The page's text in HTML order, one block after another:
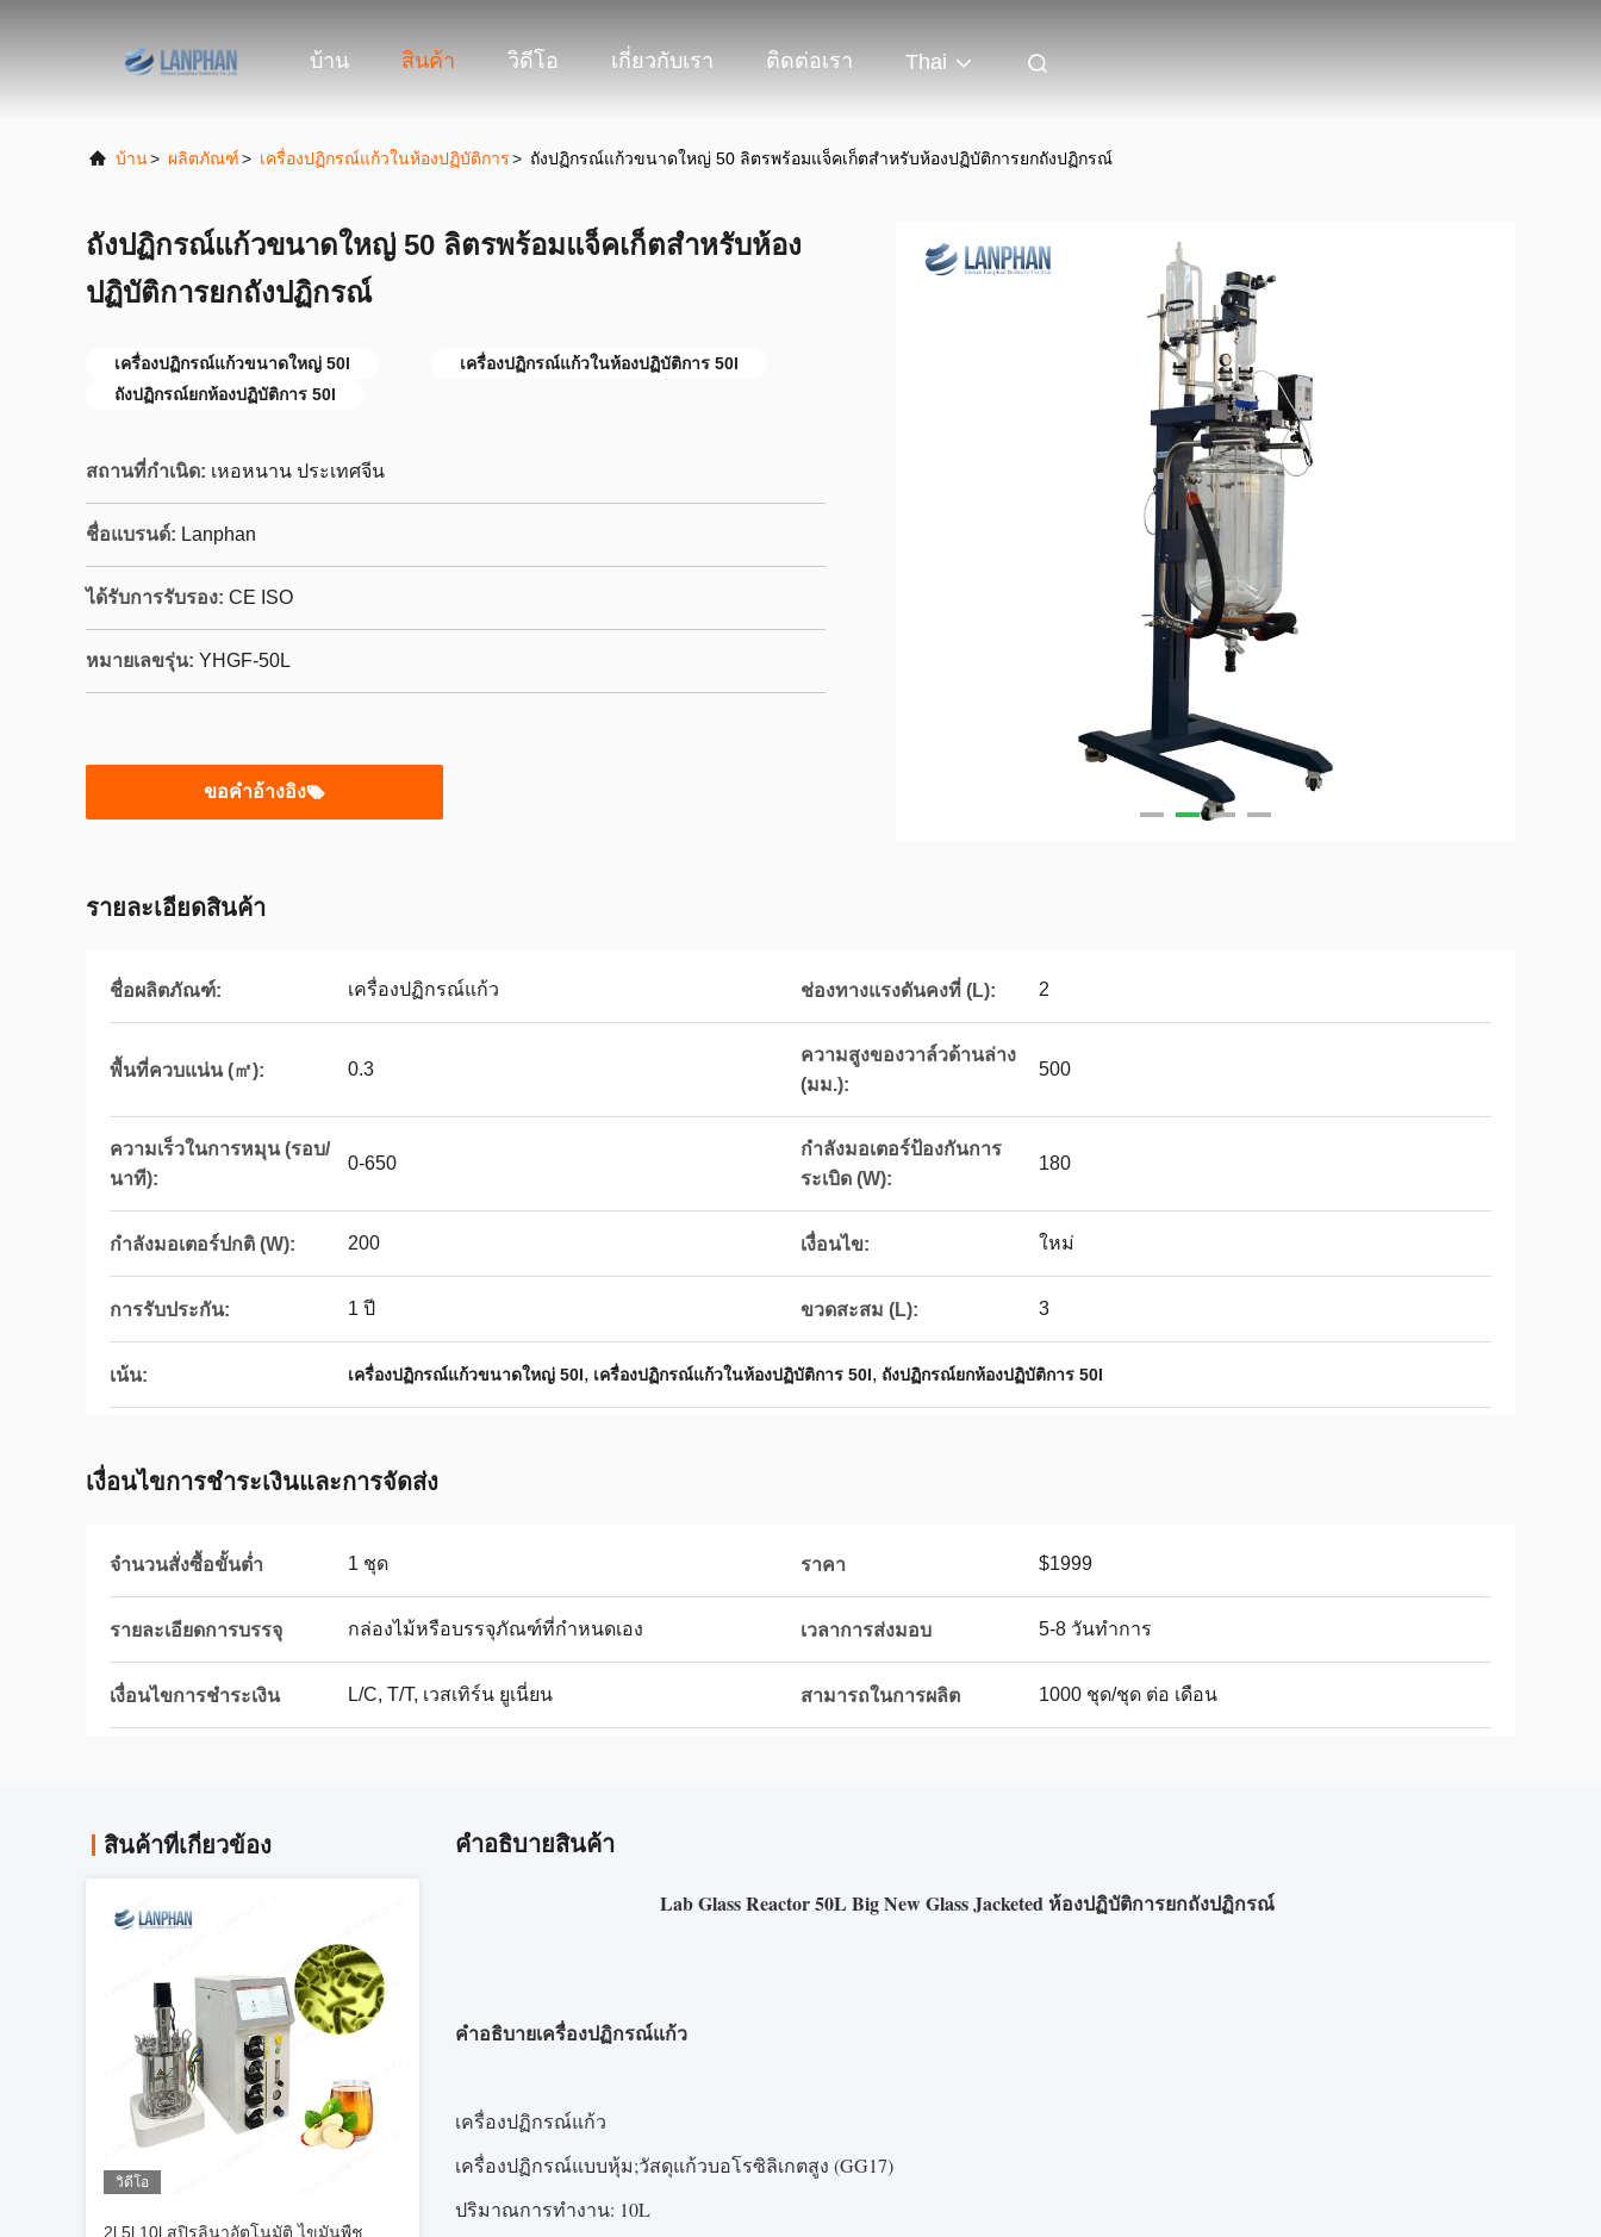
บ้าน สินค้า วิดีโอ เกี่ยวกับเรา ติดต่อเรา Thai
บ้าน> ผลิตภัณฑ์> เครื่องปฏิกรณ์แก้วในห้องปฏิบัติการ> ถังปฏิกรณ์แก้วขนาดใหญ่ 50 ลิตรพร้อมแจ็คเก็ตสำหรับห้องปฏิบัติการยกถังปฏิกรณ์
ถังปฏิกรณ์แก้วขนาดใหญ่ 50 ลิตรพร้อมแจ็คเก็ตสำหรับห้อง
ปฏิบัติการยกถังปฏิกรณ์
เครื่องปฏิกรณ์แก้วขนาดใหญ่ 50l
เครื่องปฏิกรณ์แก้วในห้องปฏิบัติการ 50l
ถังปฏิกรณ์ยกห้องปฏิบัติการ 50l
สถานที่กำเนิด: เหอหนาน ประเทศจีน
ชื่อแบรนด์: Lanphan
ได้รับการรับรอง: CE ISO
หมายเลขรุ่น: YHGF-50L
ขอคําอ้างอิง
รายละเอียดสินค้า
ชื่อผลิตภัณฑ์: เครื่องปฏิกรณ์แก้ว ช่องทางแรงดันคงที่ (L): 2
พื้นที่ควบแน่น (㎡): 0.3
ความสูงของวาล์วด้านล่าง
(มม.):
500
ความเร็วในการหมุน (รอบ/
นาที):
0-650
กำลังมอเตอร์ป้องกันการ
ระเบิด (W):
180
กำลังมอเตอร์ปกติ (W): 200 เงื่อนไข: ใหม่
การรับประกัน: 1 ปี ขวดสะสม (L): 3
เน้น: เครื่องปฏิกรณ์แก้วขนาดใหญ่ 50l, เครื่องปฏิกรณ์แก้วในห้องปฏิบัติการ 50l, ถังปฏิกรณ์ยกห้องปฏิบัติการ 50l
เงื่อนไขการชําระเงินและการจัดส่ง
จำนวนสั่งซื้อขั้นต่ำ 1 ชุด ราคา $1999
รายละเอียดการบรรจุ กล่องไม้หรือบรรจุภัณฑ์ที่กำหนดเอง เวลาการส่งมอบ 5-8 วันทำการ
เงื่อนไขการชำระเงิน L/C, T/T, เวสเทิร์น ยูเนี่ยน สามารถในการผลิต 1000 ชุด/ชุด ต่อ เดือน
สินค้าที่เกี่ยวข้อง
วิดีโอ
2l 5l 10l สปิรูลินาอัตโนมัติ ไขมันพืช
คําอธิบายสินค้า
Lab Glass Reactor 50L Big New Glass Jacketed ห้องปฏิบัติการยกถังปฏิกรณ์
คำอธิบายเครื่องปฏิกรณ์แก้ว
เครื่องปฏิกรณ์แก้ว
เครื่องปฏิกรณ์แบบหุ้ม;วัสดุแก้วบอโรซิลิเกตสูง (GG17)
ปริมาณการทำงาน: 10L